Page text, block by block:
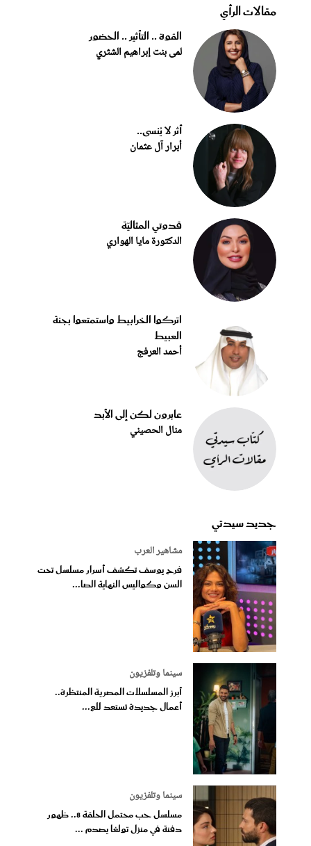
مقالات الرأي
القوة .. التأثير .. الحضور
لمى بنت إبراهيم الشثري
أثر لا يُنسى..
أبرار آل عثمان
قدوتي المثاليّة
الدكتورة مايا الهواري
اتركوا الخرابيط واستمتعوا بجنة
العبيط
أحمد العرفج
عابرون لكن إلى الأبد
منال الحصيني
جديد سيدتي
مشاهير العرب
فرح يوسف تكشف أسرار مسلسل تحت
السن وكواليس النهاية الصا...
سينما وتلفزيون
أبرز المسلسلات المصرية المنتظرة..
أعمال جديدة تستعد للع...
سينما وتلفزيون
مسلسل حب محتمل الحلقة 8.. ظهور
دفنة في منزل تولغا يصدم ...